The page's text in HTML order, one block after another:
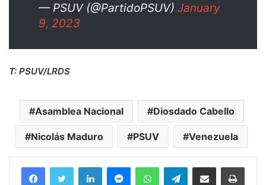
— PSUV (@PartidoPSUV) January
9, 2023
T: PSUV/LRDS
Asamblea Nacional Diosdado Cabello
Nicolás Maduro PSUV Venezuela
FacebookTwitter LinkedInMessengerWhatsAppTelegramCompartir por correo electrónico